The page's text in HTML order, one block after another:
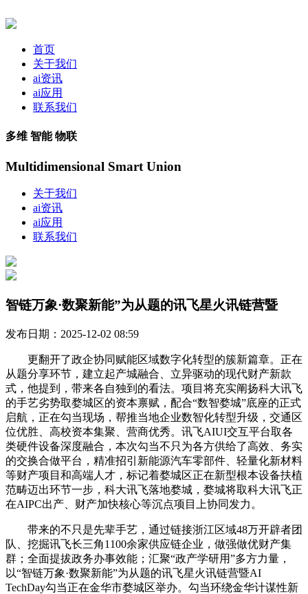
首页
关于我们
ai资讯
ai应用
联系我们
多维 智能 物联
Multidimensional Smart Union
关于我们
ai资讯
ai应用
联系我们
智链万象·数聚新能”为从题的讯飞星火讯链营暨
发布日期：2025-12-02 08:59
更翻开了政企协同赋能区域数字化转型的簇新篇章。正在
从题分享环节，建立起产城融合、立异驱动的现代财产新款
式，他提到，带来各自独到的看法。项目将充实阐扬科大讯飞
的手艺劣势取婺城区的资本禀赋，配合“数智婺城”底座的正式
启航，正在勾当现场，帮推当地企业数智化转型升级，交通区
位优胜、高校资本集聚、营商优秀。讯飞AIUI交互平台取各
类硬件设备深度融合，本次勾当不只为各方供给了高效、务实
的交换合做平台，精准招引新能源汽车零部件、轻量化新材料
等财产项目和高端人才，标记着婺城区正在新型根本设备扶植
范畴迈出环节一步，科大讯飞落地婺城，婺城将取科大讯飞正
在AIPC出产、财产加快核心等沉点项目上协同发力。
带来的不只是先辈手艺，通过链接浙江区域48万开辟者团
队、挖掘讯飞长三角1100余家供应链企业，做强做优财产集
群；全面提拔政务办事效能；汇聚“政产学研用”多方力量，
以“智链万象·数聚新能”为从题的讯飞星火讯链营暨AI
TechDay勾当正在金华市婺城区举办。勾当环绕金华计谋性新